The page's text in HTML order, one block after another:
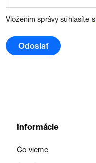
Vložením správy súhlasíte s
Odoslať
Informácie
Čo vieme